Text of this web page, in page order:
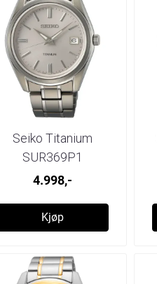
Seiko Titanium
SUR369P1
4.998,-
Kjøp